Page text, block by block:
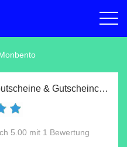
Monbento Gutscheine & Gutscheincodes Aug 2026
5.00 mit 1 Bewertung